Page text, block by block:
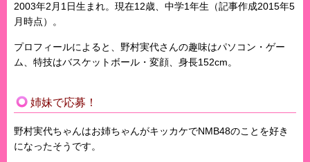
2003年2月1日生まれ。現在12歳、中学1年生（記事作成2015年5
月時点）。
プロフィールによると、野村実代さんの趣味はパソコン・ゲー
ム、特技はバスケットボール・変顔、身長152cm。
姉妹で応募！
野村実代ちゃんはお姉ちゃんがキッカケでNMB48のことを好き
になったそうです。